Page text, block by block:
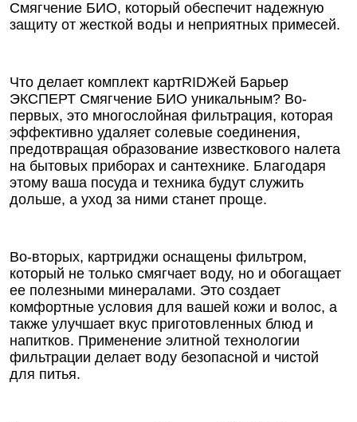
Смягчение БИО, который обеспечит надежную
защиту от жесткой воды и неприятных примесей.
Что делает комплект картRIDЖей Барьер
ЭКСПЕРТ Смягчение БИО уникальным? Во-
первых, это многослойная фильтрация, которая
эффективно удаляет солевые соединения,
предотвращая образование известкового налета
на бытовых приборах и сантехнике. Благодаря
этому ваша посуда и техника будут служить
дольше, а уход за ними станет проще.
Во-вторых, картриджи оснащены фильтром,
который не только смягчает воду, но и обогащает
ее полезными минералами. Это создает
комфортные условия для вашей кожи и волос, а
также улучшает вкус приготовленных блюд и
напитков. Применение элитной технологии
фильтрации делает воду безопасной и чистой
для питья.